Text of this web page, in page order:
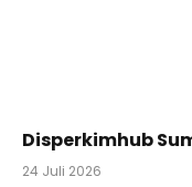
Disperkimhub
24 Juli 2026